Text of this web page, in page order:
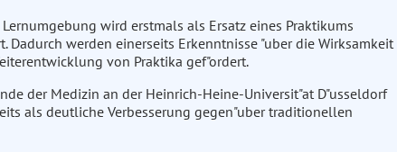
wird erstmals als Ersatz eines Praktikums
Dadurch werden einerseits Erkenntnisse "uber die Wirksamkeit
von Praktika gef"ordert.
der Medizin an der Heinrich-Heine-Universit"at D"usseldorf
als deutliche Verbesserung gegen"uber traditionellen